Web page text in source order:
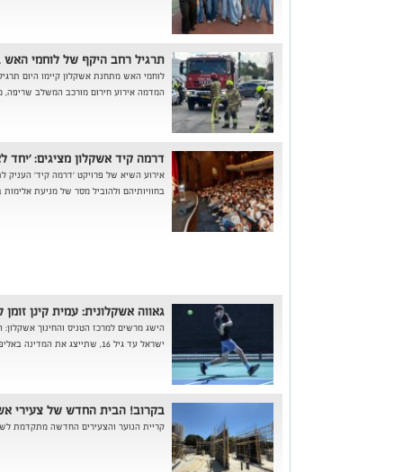
תרגיל רחב היקף של לוחמי האש
לוחמי האש מתחנת אשקלון קיימו היום
המדמה אירוע חירום מורכב המשלב שריפה,
דרמה קיד אשקלון מציגים: 'יחד
אירוע השיא של פרויקט 'דרמה קיד' העניק
בחוויותיהם ולהוביל מסר של מניעת
גאווה אשקלונית: עמית קינן זומן
הישג מרשים למרכז הטניס והחינוך אשקלון:
ישראל עד גיל 16, שתייצג את המדינה באליפות אירופה שתתקיים בחודש יולי הקרוב
בקרוב! הבית החדש של צעירי
קריית הנוער והצעירים החדשה מתקדמת